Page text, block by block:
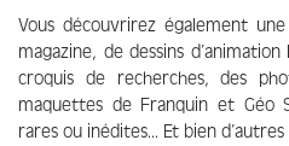
Vous découvrirez également
magazine, de dessins
croquis de recherches, des
maquettes de Franquin et Géo
rares ou inédites… Et bien